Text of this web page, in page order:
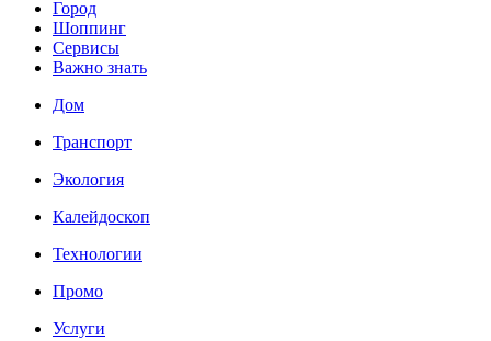
Город
Шоппинг
Сервисы
Важно знать
Дом
Транспорт
Экология
Калейдоскоп
Технологии
Промо
Услуги